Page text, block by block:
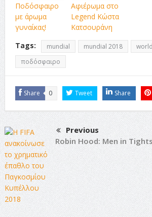
Ποδόσφαιρο
με άρωμα
γυναίκας!
Αφιέρωμα στο
Legend Κώστα
Κατσουράνη
Tags:
mundial mundial 2018
ποδόσφαιρο
Share 0 Tweet Share
Previous
Robin Hood: Men in